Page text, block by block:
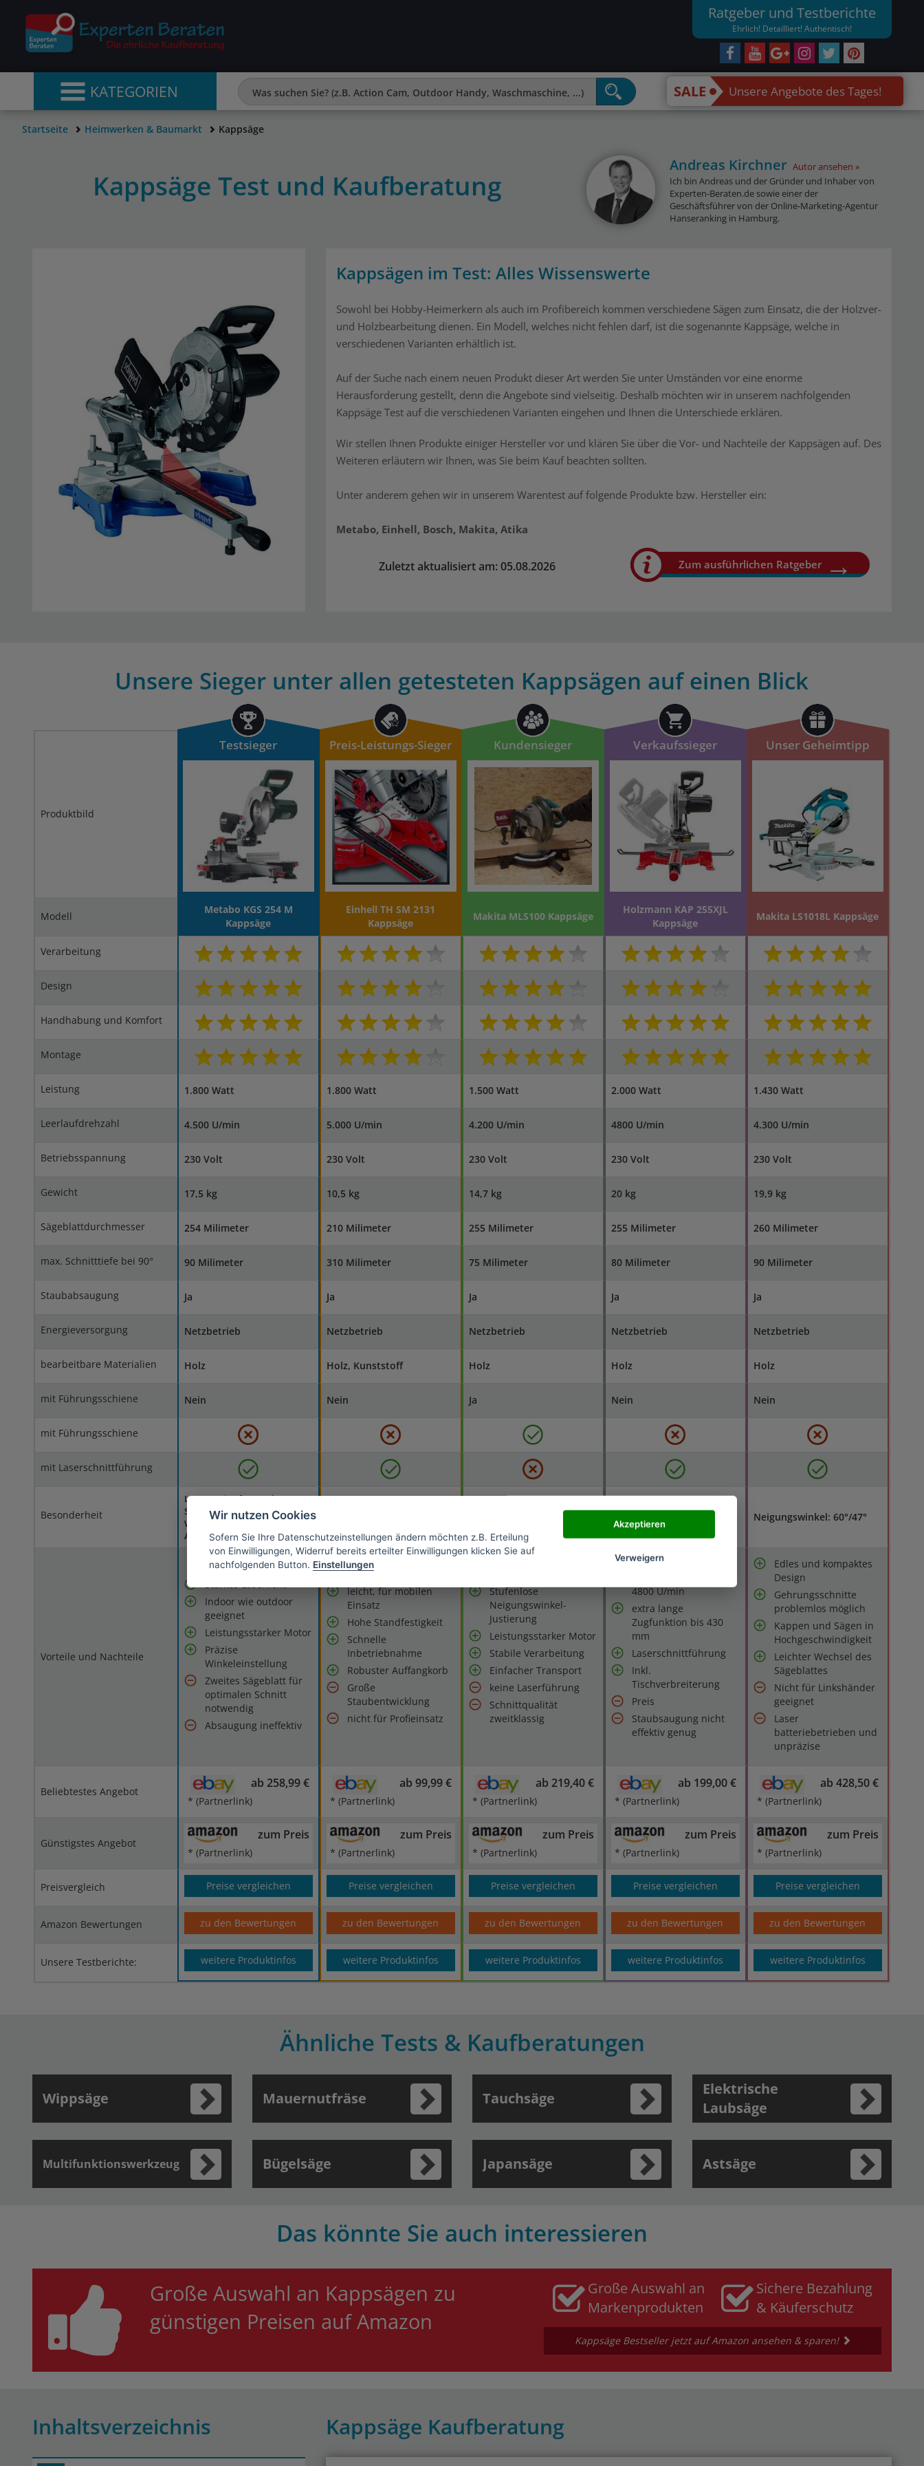
Ratgeber und Testberichte
Ehrlich! Detailliert! Authentisch!
KATEGORIEN SALE Unsere Angebote des Tages!
Startseite Heimwerken & Baumarkt Kappsäge
Kappsäge Test und Kaufberatung
Andreas Kirchner Autor ansehen
Ich bin Andreas und der Gründer und Inhaber von
Experten-Beraten.de sowie einer der
Geschäftsführer von der Online-Marketing-Agentur
Hanseranking in Hamburg.
Kappsägen im Test: Alles Wissenswerte
Sowohl bei Hobby-Heimerkern als auch im Profibereich kommen verschiedene Sägen zum Einsatz, die der Holzver-
und Holzbearbeitung dienen. Ein Modell, welches nicht fehlen darf, ist die sogenannte Kappsäge, welche in
verschiedenen Varianten erhältlich ist.
Auf der Suche nach einem neuen Produkt dieser Art werden Sie unter Umständen vor eine enorme
Herausforderung gestellt, denn die Angebote sind vielseitig. Deshalb möchten wir in unserem nachfolgenden
Kappsäge Test auf die verschiedenen Varianten eingehen und Ihnen die Unterschiede erklären.
Wir stellen Ihnen Produkte einiger Hersteller vor und klären Sie über die Vor- und Nachteile der Kappsägen auf. Des
Weiteren erläutern wir Ihnen, was Sie beim Kauf beachten sollten.
Unter anderem gehen wir in unserem Warentest auf folgende Produkte bzw. Hersteller ein:
Metabo, Einhell, Bosch, Makita, Atika
Zuletzt aktualisiert am: 05.08.2026 Zum ausführlichen Ratgeber
Unsere Sieger unter allen getesteten Kappsägen auf einen Blick
Produktbild
Testsieger Preis-Leistungs-Sieger Kundensieger Verkaufssieger Unser Geheimtipp
Modell
Metabo KGS 254 M
Kappsäge
Einhell TH SM 2131
Kappsäge
Makita MLS100 Kappsäge
Holzmann KAP 255XJL
Kappsäge
Makita LS1018L Kappsäge
Verarbeitung
Design
Handhabung und Komfort
Montage
Leistung 1.800 Watt 1.800 Watt 1.500 Watt 2.000 Watt 1.430 Watt
Leerlaufdrehzahl 4.500 U/min 5.000 U/min 4.200 U/min 4800 U/min 4.300 U/min
Betriebsspannung 230 Volt 230 Volt 230 Volt 230 Volt 230 Volt
Gewicht 17,5 kg 10,5 kg 14,7 kg 20 kg 19,9 kg
Sägeblattdurchmesser 254 Milimeter 210 Milimeter 255 Milimeter 255 Milimeter 260 Milimeter
max. Schnitttiefe bei 90° 90 Milimeter 310 Milimeter 75 Milimeter 80 Milimeter 90 Milimeter
Staubabsaugung Ja Ja Ja Ja Ja
Energieversorgung Netzbetrieb Netzbetrieb Netzbetrieb Netzbetrieb Netzbetrieb
bearbeitbare Materialien Holz Holz, Kunststoff Holz Holz Holz
mit Führungsschiene Nein Nein Ja Nein Nein
mit Führungsschiene
mit Laserschnittführung
Besonderheit
Laser, Spänefangsack,
Spänabsaugeinrichtung,
Werkstückspannvorrichtung,
Anschlag, Werkzeug-Schlüssel
Sägeblattarretierung,
Zugfunktion Neigungswinkel: 60°/47°
Vorteile und Nachteile
Starkes Laserlicht
Indoor wie outdoor
geeignet
Leistungsstarker Motor
Präzise
Winkeleinstellung
Zweites Sägeblatt für
optimalen Schnitt
notwendig
Absaugung ineffektiv
leicht, für mobilen
Einsatz
Hohe Standfestigkeit
Schnelle
Inbetriebnahme
Robuster Auffangkorb
Große
Staubentwicklung
nicht für Profieinsatz
Stufenlose
Neigungswinkel-
Justierung
Leistungsstarker Motor
Stabile Verarbeitung
Einfacher Transport
keine Laserführung
Schnittqualität
zweitklassig
4800 U/min
extra lange
Zugfunktion bis 430
mm
Laserschnittführung
Inkl.
Tischverbreiterung
Preis
Staubsaugung nicht
effektiv genug
Edles und kompaktes
Design
Gehrungsschnitte
problemlos möglich
Kappen und Sägen in
Hochgeschwindigkeit
Leichter Wechsel des
Sägeblattes
Nicht für Linkshänder
geeignet
Laser
batteriebetrieben und
unpräzise
Beliebtestes Angebot
ab 258,99 €
* (Partnerlink)
ab 99,99 €
* (Partnerlink)
ab 219,40 €
* (Partnerlink)
ab 199,00 €
* (Partnerlink)
ab 428,50 €
* (Partnerlink)
Günstigstes Angebot
zum Preis
* (Partnerlink)
zum Preis
* (Partnerlink)
zum Preis
* (Partnerlink)
zum Preis
* (Partnerlink)
zum Preis
* (Partnerlink)
Preisvergleich Preise vergleichen Preise vergleichen Preise vergleichen Preise vergleichen Preise vergleichen
Amazon Bewertungen zu den Bewertungen zu den Bewertungen zu den Bewertungen zu den Bewertungen zu den Bewertungen
Unsere Testberichte: weitere Produktinfos weitere Produktinfos weitere Produktinfos weitere Produktinfos weitere Produktinfos
Ähnliche Tests & Kaufberatungen
Wippsäge Mauernutfräse Tauchsäge
Elektrische
Laubsäge
Multifunktionswerkzeug Bügelsäge Japansäge Astsäge
Das könnte Sie auch interessieren
Große Auswahl an Kappsägen zu
günstigen Preisen auf Amazon
Große Auswahl an
Markenprodukten
Sichere Bezahlung
& Käuferschutz
Kappsäge Bestseller jetzt auf Amazon ansehen & sparen!
Inhaltsverzeichnis
Kappsäge Kaufberatung
Wir nutzen Cookies
Sofern Sie Ihre Datenschutzeinstellungen ändern möchten z.B. Erteilung
von Einwilligungen, Widerruf bereits erteilter Einwilligungen klicken Sie auf
nachfolgenden Button. Einstellungen
Akzeptieren
Verweigern